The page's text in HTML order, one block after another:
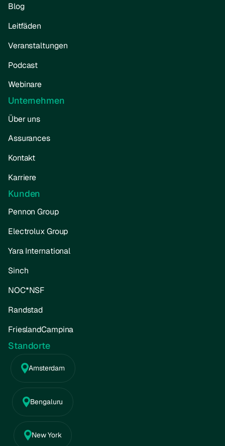
Blog
Leitfäden
Veranstaltungen
Podcast
Webinare
Unternehmen
Über uns
Assurances
Kontakt
Karriere
Kunden
Pennon Group
Electrolux Group
Yara International
Sinch
NOC*NSF
Randstad
FrieslandCampina
Standorte
Amsterdam
Bengaluru
New York